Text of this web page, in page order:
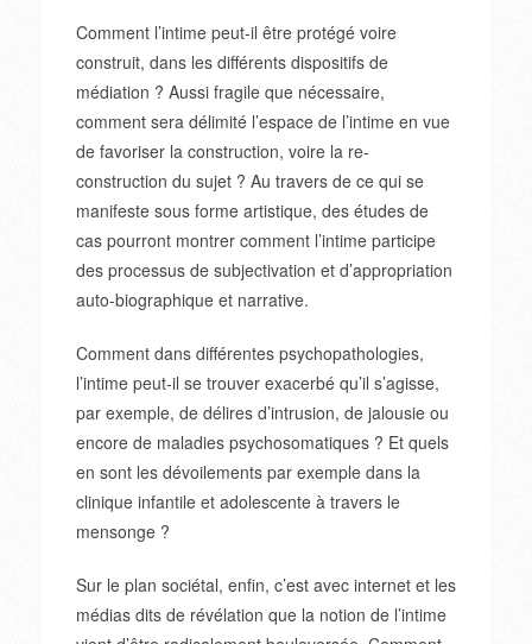
Comment l’intime peut-il être protégé voire
construit, dans les différents dispositifs de
médiation ? Aussi fragile que nécessaire,
comment sera délimité l’espace de l’intime en vue
de favoriser la construction, voire la re-
construction du sujet ? Au travers de ce qui se
manifeste sous forme artistique, des études de
cas pourront montrer comment l’intime participe
des processus de subjectivation et d’appropriation
auto-biographique et narrative.
Comment dans différentes psychopathologies,
l’intime peut-il se trouver exacerbé qu’il s’agisse,
par exemple, de délires d’intrusion, de jalousie ou
encore de maladies psychosomatiques ? Et quels
en sont les dévoilements par exemple dans la
clinique infantile et adolescente à travers le
mensonge ?
Sur le plan sociétal, enfin, c’est avec internet et les
médias dits de révélation que la notion de l’intime